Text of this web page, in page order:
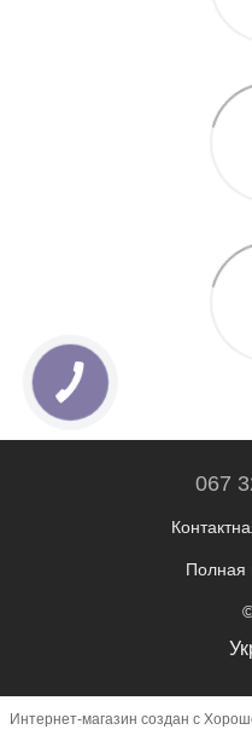
067
Полная
Интернет-магазин создан с